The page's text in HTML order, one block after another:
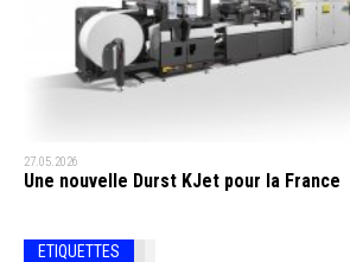
27.05.2026
Une nouvelle Durst KJet pour la France
ETIQUETTES